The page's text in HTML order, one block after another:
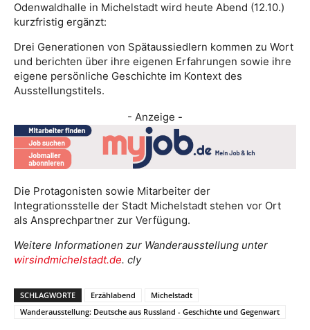
Odenwaldhalle in Michelstadt wird heute Abend (12.10.)
kurzfristig ergänzt:
Drei Generationen von Spätaussiedlern kommen zu Wort
und berichten über ihre eigenen Erfahrungen sowie ihre
eigene persönliche Geschichte im Kontext des
Ausstellungstitels.
- Anzeige -
Die Protagonisten sowie Mitarbeiter der
Integrationsstelle der Stadt Michelstadt stehen vor Ort
als Ansprechpartner zur Verfügung.
Weitere Informationen zur Wanderausstellung unter
wirsindmichelstadt.de. cly
SCHLAGWORTE Erzählabend
Michelstadt
Wanderausstellung: Deutsche aus Russland - Geschichte und Gegenwart